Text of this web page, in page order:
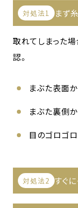
対処法1 まず
取れてしまった場
認。
まぶた表面
まぶた裏側
目のゴロゴ
対処法2 すぐ